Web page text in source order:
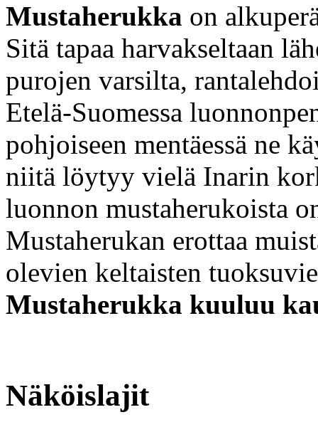
Mustaherukka on
Sitä tapaa harvakseltaan
purojen varsilta,
Etelä-Suomessa
pohjoiseen mentäessä ne
niitä löytyy vielä Inarin
luonnon mustaherukoista
Mustaherukan erottaa
olevien keltaisten
Mustaherukka kuuluu
Näköislajit